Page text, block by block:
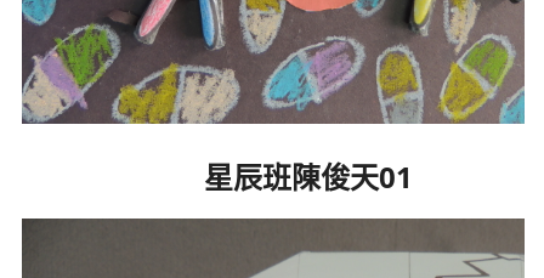
星辰班陳俊天01